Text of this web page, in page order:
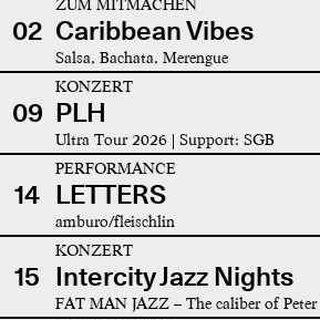
02
ZUM MITMACHEN
Caribbean Vibes
Salsa, Bachata, Merengue
09
KONZERT
PLH
Ultra Tour 2026 | Support: SGB
14
PERFORMANCE
LETTERS
amburo/fleischlin
15
KONZERT
Intercity Jazz Nights
FAT MAN JAZZ – The caliber of